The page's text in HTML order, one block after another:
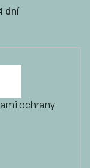
dní
ochrany